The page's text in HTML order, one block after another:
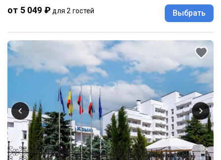
от 5 049 ₽ для 2 гостей Выбрать